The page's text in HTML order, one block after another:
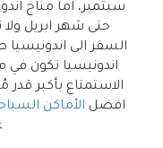
سبتمبر، اما مناخ
حتى شهر ابريل ولا
السفر الى
اندونيسيا تكون في
الاستمتاع بأكبر
افضل الأماكن